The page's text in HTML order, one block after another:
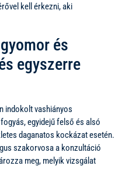
kell érkezni, aki
és
egyszerre
indokolt vashiányos
egyidejű felső és alsó
daganatos kockázat esetén.
szakorvosa a konzultáció
meg, melyik vizsgálat